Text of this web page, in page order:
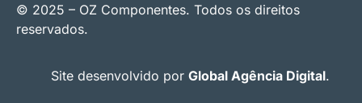
© 2025 – OZ Componentes. Todos os direitos
reservados.
Site desenvolvido por Global Agência Digital.